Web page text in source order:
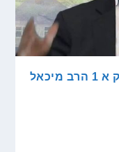
שיעור על ספר קהלת פרק ד פסוק א 1 הרב מיכאל